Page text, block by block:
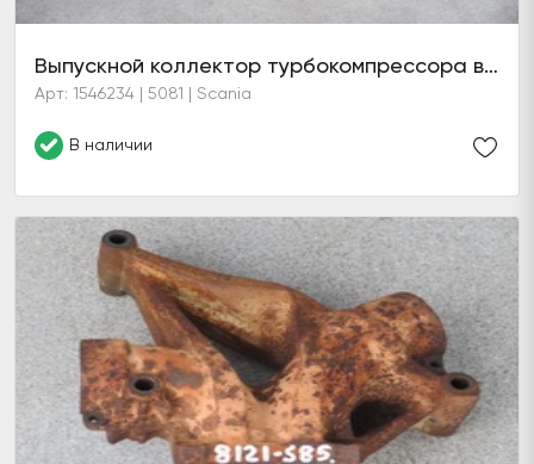
Выпускной коллектор турбокомпрессора в сборе
Арт: 1546234 | 5081 | Scania
В наличии